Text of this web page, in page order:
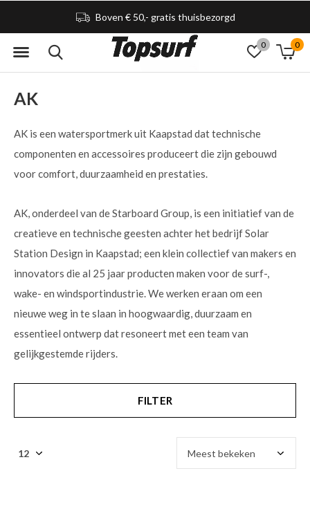
0 0
Boven € 50,- gratis thuisbezorgd
AK
AK is een watersportmerk uit Kaapstad dat technische
componenten en accessoires produceert die zijn gebouwd
voor comfort, duurzaamheid en prestaties.
AK, onderdeel van de Starboard Group, is een initiatief van de
creatieve en technische geesten achter het bedrijf Solar
Station Design in Kaapstad; een klein collectief van makers en
innovators die al 25 jaar producten maken voor de surf-,
wake- en windsportindustrie. We werken eraan om een ​​
nieuwe weg in te slaan in hoogwaardig, duurzaam en
essentieel ontwerp dat resoneert met een team van
gelijkgestemde rijders.
FILTER